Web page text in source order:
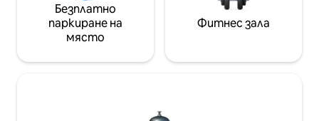
Безплатно
паркиране на
място
Фитнес зала